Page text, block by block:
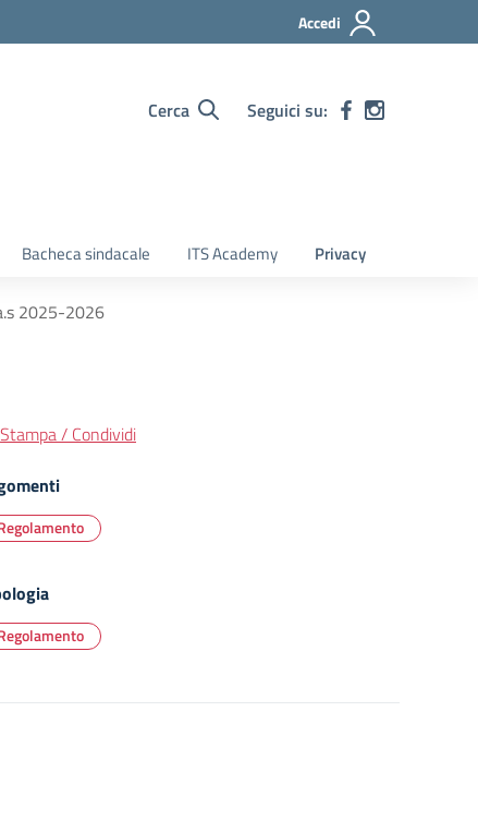
Accedi
Cerca Seguici su:
Bacheca sindacale ITS Academy Privacy
a.s 2025-2026
Stampa / Condividi